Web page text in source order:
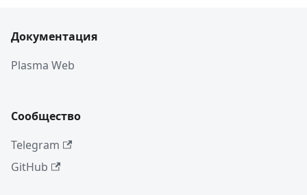
Документация
Plasma Web
Сообщество
Telegram
GitHub